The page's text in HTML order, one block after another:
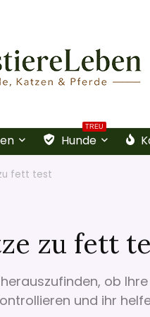
TREU
Hunde
fett test
zu fett
ob
und ihr